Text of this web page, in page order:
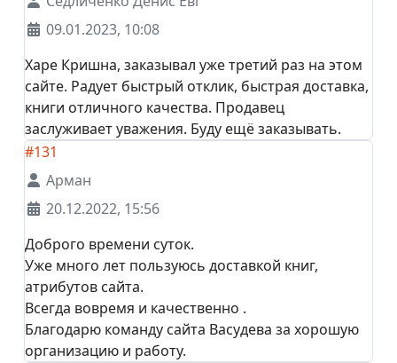
09.01.2023, 10:08
Харе Кришна, заказывал уже третий раз на этом
сайте. Радует быстрый отклик, быстрая доставка,
книги отличного качества. Продавец
заслуживает уважения. Буду ещё заказывать.
#131
Арман
20.12.2022, 15:56
Доброго времени суток.
Уже много лет пользуюсь доставкой книг,
атрибутов сайта.
Всегда вовремя и качественно .
Благодарю команду сайта Васудева за хорошую
организацию и работу.